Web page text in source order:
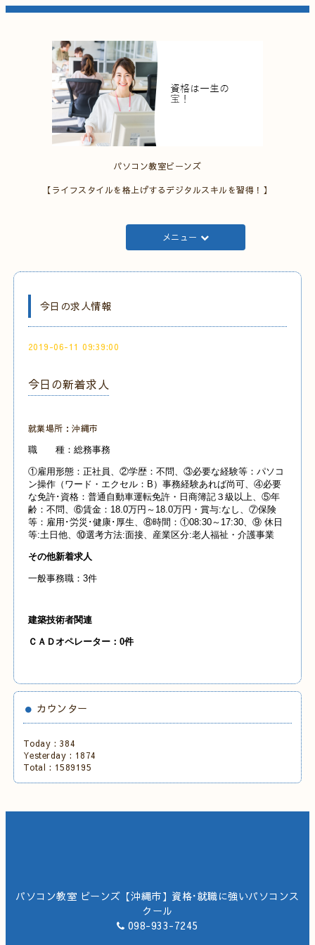
パソコン教室ビーンズ
【ライフスタイルを格上げするデジタルスキルを習得！】
メニュー
今日の求人情報
2019-06-11 09:39:00
今日の新着求人
就業場所：沖縄市
職 種：総務事務
①雇用形態：正社員、②学歴：不問、③必要な経験等：パソコ
ン操作（ワード・エクセル：B）事務経験あれば尚可、④必要
な免許･資格：普通自動車運転免許・日商簿記３級以上、⑤年
齢：不問、⑥賃金：18.0万円～18.0万円・賞与:なし、⑦保険
等：雇用･労災･健康･厚生、⑧時間：①08:30～17:30、⑨ 休日
等:土日他、⑩選考方法:面接、産業区分:老人福祉・介護事業
その他新着求人
一般事務職：3件
建築技術者関連
ＣＡＤオペレーター：0件
カウンター
Today : 384
Yesterday : 1874
Total : 1589195
パソコン教室 ビーンズ【沖縄市】資格･就職に強いパソコンス
クール
098-933-7245